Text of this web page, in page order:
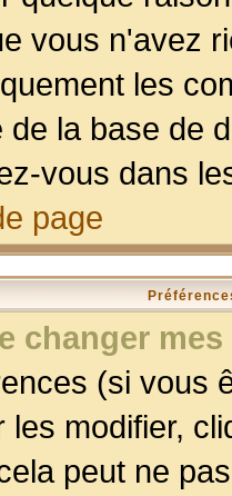
vous n'avez
les
de la base de
vous dans
page
changer
(si vous
les modifier,
peut ne